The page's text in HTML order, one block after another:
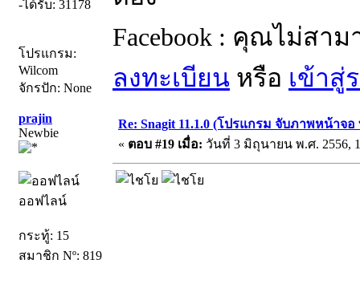
-ได้รับ: 31178
โปรแกรม:
Wilcom
จักรปัก: None
Facebook : คุณไม่สา
ลงทะเบียน หรือ เข้าสู่
prajin
Newbie
ออฟไลน์
กระทู้: 15
สมาชิก Nº: 819
Re: Snagit 11.1.0 (โปรแกรม จับภาพหน้าจ
« ตอบ #19 เมื่อ: วันที่ 3 มิถุนายน พ.ศ. 2556,